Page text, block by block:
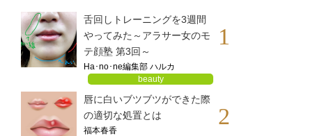
舌回しトレーニングを3週間
やってみた～アラサー女のモ
テ顔塾 第3回～
Ha･no･ne編集部 ハルカ
beauty
1
唇に白いブツブツができた際
の適切な処置とは
福本春香
2